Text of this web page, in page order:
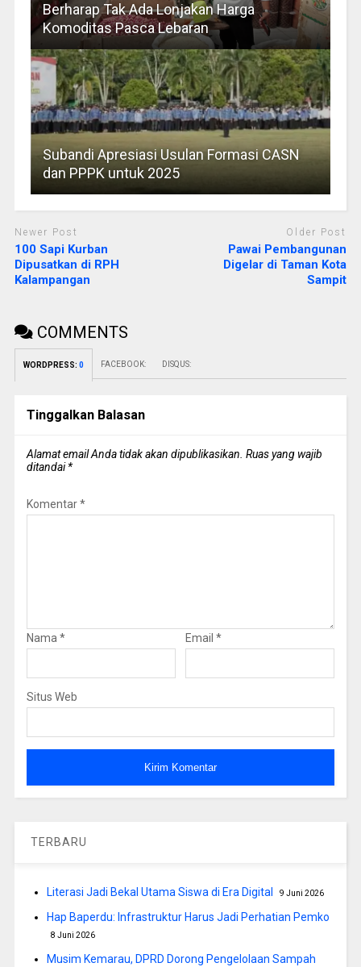
Berharap Tak Ada Lonjakan Harga
Komoditas Pasca Lebaran
Subandi Apresiasi Usulan Formasi CASN
dan PPPK untuk 2025
Newer Post
100 Sapi Kurban
Dipusatkan di RPH
Kalampangan
Older Post
Pawai Pembangunan
Digelar di Taman Kota
Sampit
COMMENTS
WORDPRESS: 0 FACEBOOK: DISQUS:
Tinggalkan Balasan
Alamat email Anda tidak akan dipublikasikan. Ruas yang wajib
ditandai*
Komentar*
Nama * Email *
Situs Web
TERBARU
Literasi Jadi Bekal Utama Siswa di Era Digital 9 Juni 2026
Hap Baperdu: Infrastruktur Harus Jadi Perhatian Pemko
8 Juni 2026
Musim Kemarau, DPRD Dorong Pengelolaan Sampah